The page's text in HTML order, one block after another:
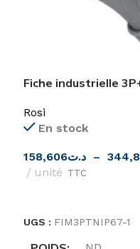
Fiche industrielle
Rosi
En stock
د.ت158,606 –
unité TTC
UGS : FIM3PTNIP67-1